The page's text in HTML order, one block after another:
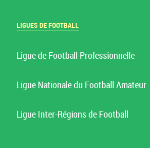
LIGUES DE FOOTBALL
Ligue de Football Professionnelle
Ligue Nationale du Football Amateur
Ligue Inter-Régions de Football